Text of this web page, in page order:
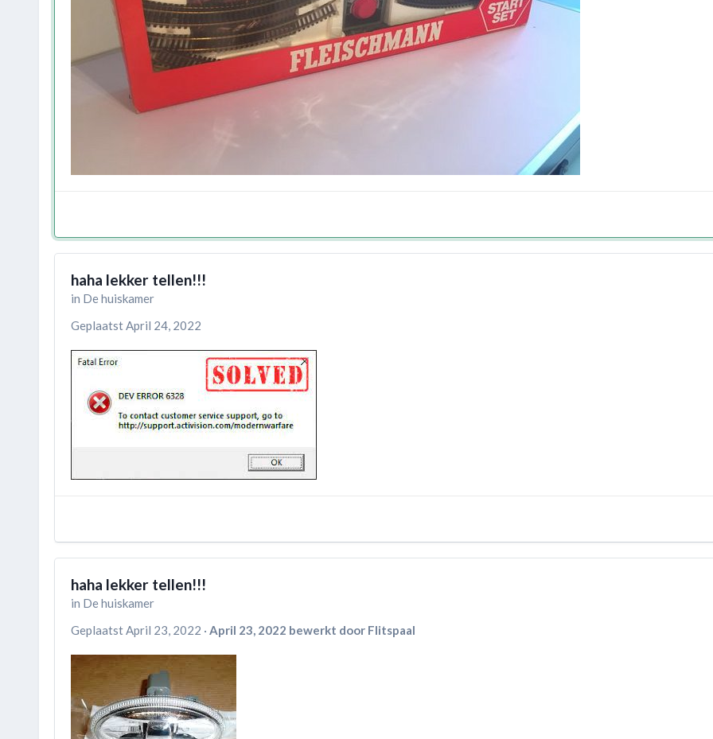
haha lekker tellen!!!
in De huiskamer
GeplaatstApril 24, 2022
haha lekker tellen!!!
in De huiskamer
GeplaatstApril 23, 2022 · April 23, 2022 bewerkt door Flitspaal